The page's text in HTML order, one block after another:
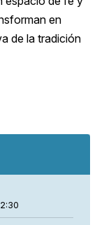
en
de la tradición